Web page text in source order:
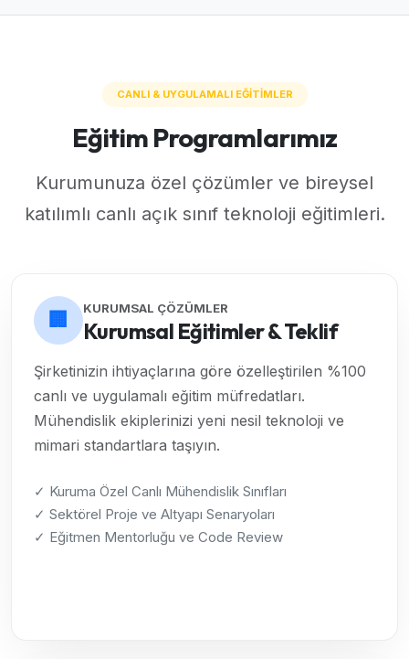
CANLI & UYGULAMALI EĞİTİMLER
Eğitim Programlarımız
Kurumunuza özel çözümler ve bireysel
katılımlı canlı açık sınıf teknoloji eğitimleri.
🏢 KURUMSAL ÇÖZÜMLER
Kurumsal Eğitimler & Teklif
Şirketinizin ihtiyaçlarına göre özelleştirilen %100
canlı ve uygulamalı eğitim müfredatları.
Mühendislik ekiplerinizi yeni nesil teknoloji ve
mimari standartlara taşıyın.
✓ Kuruma Özel Canlı Mühendislik Sınıfları
✓ Sektörel Proje ve Altyapı Senaryoları
✓ Eğitmen Mentorluğu ve Code Review